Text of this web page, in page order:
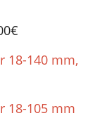
18-140 mm,
18-105 mm